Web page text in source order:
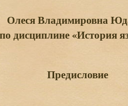
Олеся Владимировна
дисциплине «История
Предисловие